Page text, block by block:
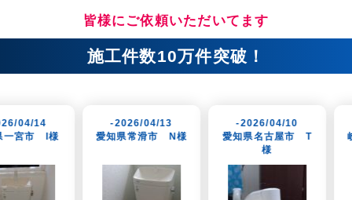
皆様にご依頼いただいてます
施工件数10万件突破！
-2026/04/13
愛知県常滑市 N様
-2026/04/10
愛知県名古屋市 T
-2026/04/07
岐阜県岐阜市 K様